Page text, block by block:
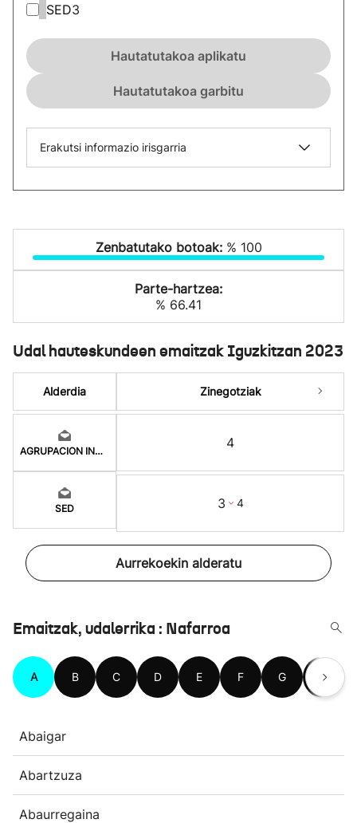
SED3
Hautatutakoa aplikatu
Hautatutakoa garbitu
Erakutsi informazio irisgarria
Zenbatutako botoak: % 100
Parte-hartzea:
% 66.41
Udal hauteskundeen emaitzak Iguzkitzan 2023
Alderdia
AGRUPACION INDEPENDI
SED
Zinegotziak
4
3 4
Aurrekoekin alderatu
Emaitzak, udalerrika : Nafarroa
A B C D E F G H
Abaigar
Abartzuza
Abaurregaina